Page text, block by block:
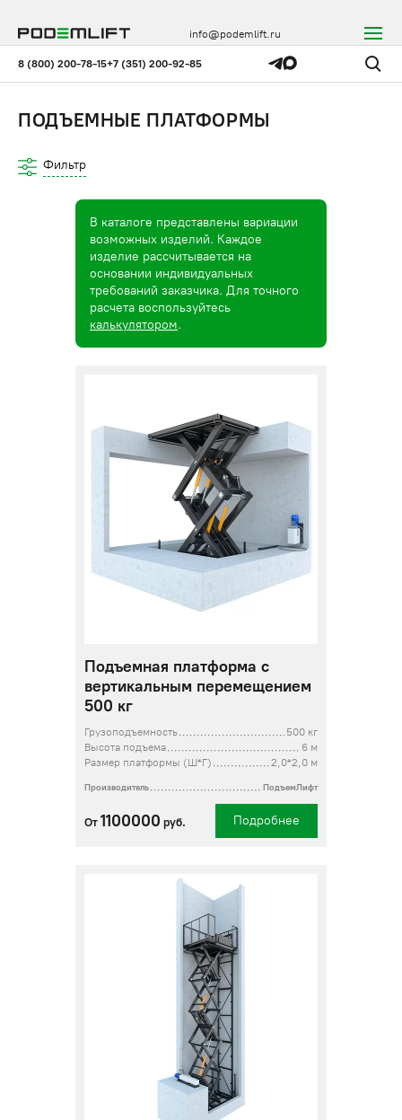
8 (800) 200-78-15+7 (351) 200-92-85
info@podemlift.ru
ПОДЪЕМНЫЕ ПЛАТФОРМЫ
Фильтр
В каталоге представлены вариации
возможных изделий. Каждое
изделие рассчитывается на
основании индивидуальных
требований заказчика. Для точного
расчета воспользуйтесь
калькулятором.
Подъемная платформа с
вертикальным перемещением
500 кг
Грузоподъемность
500 кг
Высота подъема
6 м
Размер платформы (Ш*Г)
2,0*2,0 м
Производитель ПодъемЛифт
От 1100000 руб. Подробнее